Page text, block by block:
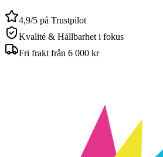
4,9/5 på Trustpilot
Kvalité & Hållbarhet i fokus
Fri frakt från 6 000 kr